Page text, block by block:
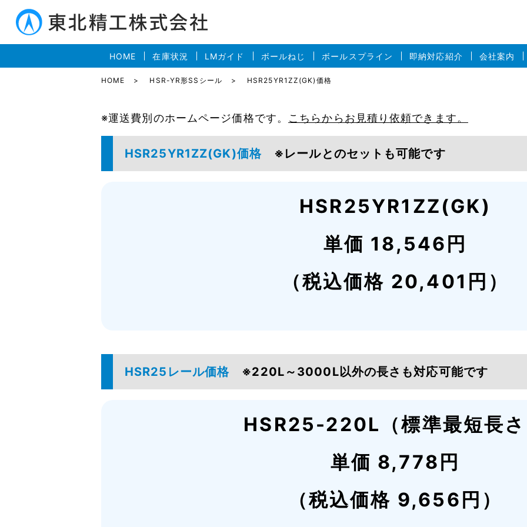
HOME 在庫状況 LMガイド ボールねじ ボールスプライン 即納対応紹介 会社案内
HOME HSR-YR形SSシール HSR25YR1ZZ(GK)価格
※運送費別のホームページ価格です。 こちらからお見積り依頼できます。
HSR25YR1ZZ(GK)価格 ※レールとのセットも可能です
HSR25YR1ZZ(GK)
単価 18,546円
（税込価格 20,401円）
HSR25レール価格 ※220L～3000L以外の長さも対応可能です
HSR25-220L（標準最短長
単価 8,778円
（税込価格 9,656円）